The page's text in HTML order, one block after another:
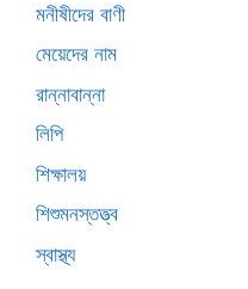
মনীষীদের বাণী
মেয়েদের নাম
রান্নাবান্না
লিপি
শিক্ষালয়
শিশুমনস্তত্ত্ব
স্বাস্থ্য